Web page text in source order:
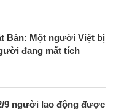
Bản: Một người Việt bị
đang mất tích
9 người lao động được